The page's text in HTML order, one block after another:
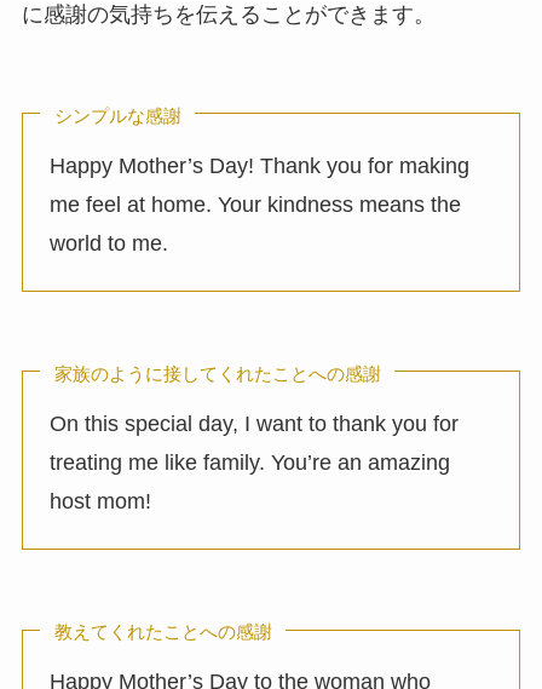
に感謝の気持ちを伝えることができます。
シンプルな感謝
Happy Mother’s Day! Thank you for making
me feel at home. Your kindness means the
world to me.
家族のように接してくれたことへの感謝
On this special day, I want to thank you for
treating me like family. You’re an amazing
host mom!
教えてくれたことへの感謝
Happy Mother’s Day to the woman who